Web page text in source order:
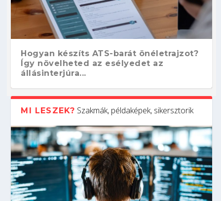
Hogyan készíts ATS-barát önéletrajzot?
Így növelheted az esélyedet az
állásinterjúra...
MI LESZEK? Szakmák, példaképek, sikersztorik